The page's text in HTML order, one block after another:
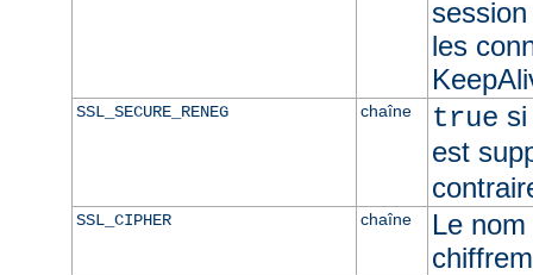
les
SSL_SECURE_RENEG chaîne true
est
SSL_CIPHER chaîne
Le